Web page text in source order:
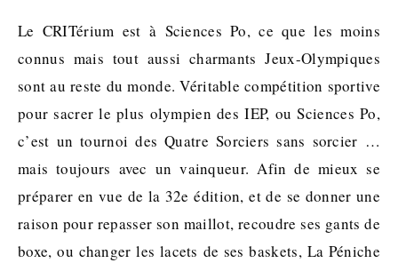
Le CRITérium est à Sciences Po, ce que les moins
connus mais tout aussi charmants Jeux-Olympiques
sont au reste du monde. Véritable compétition sportive
pour sacrer le plus olympien des IEP, ou Sciences Po,
c’est un tournoi des Quatre Sorciers sans sorcier …
mais toujours avec un vainqueur. Afin de mieux se
préparer en vue de la 32e édition, et de se donner une
raison pour repasser son maillot, recoudre ses gants de
boxe, ou changer les lacets de ses baskets, La Péniche